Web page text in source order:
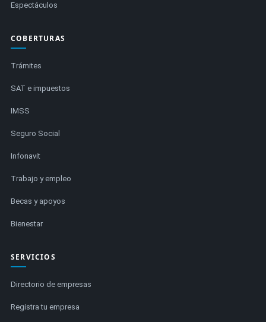
Espectáculos
COBERTURAS
Trámites
SAT e impuestos
IMSS
Seguro Social
Infonavit
Trabajo y empleo
Becas y apoyos
Bienestar
SERVICIOS
Directorio de empresas
Registra tu empresa